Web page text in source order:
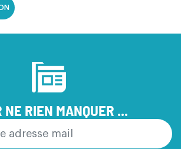
NE RIEN MANQUER ...